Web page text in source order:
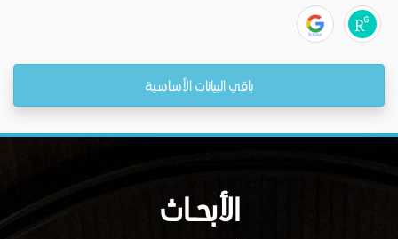
باقي البيانات الأساسية
الأبحــاث